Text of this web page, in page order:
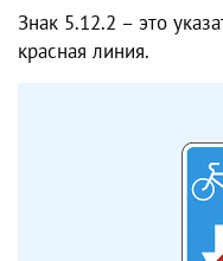
Знак 5.12.2 – это
красная линия.